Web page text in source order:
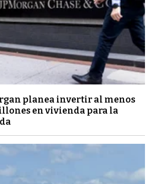
planea invertir al menos
en vivienda para la